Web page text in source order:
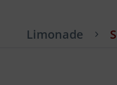
Limonade